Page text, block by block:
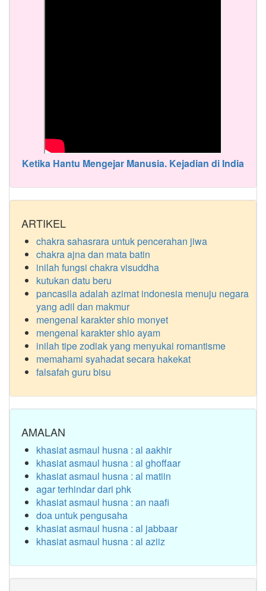
Ketika Hantu Mengejar Manusia. Kejadian di India
ARTIKEL
chakra sahasrara untuk pencerahan jiwa
chakra ajna dan mata batin
inilah fungsi chakra visuddha
kutukan datu beru
pancasila adalah azimat indonesia menuju negara
yang adil dan makmur
mengenal karakter shio monyet
mengenal karakter shio ayam
inilah tipe zodiak yang menyukai romantisme
memahami syahadat secara hakekat
falsafah guru bisu
AMALAN
khasiat asmaul husna : al aakhir
khasiat asmaul husna : al ghoffaar
khasiat asmaul husna : al matiin
agar terhindar dari phk
khasiat asmaul husna : an naafi
doa untuk pengusaha
khasiat asmaul husna : al jabbaar
khasiat asmaul husna : al aziiz